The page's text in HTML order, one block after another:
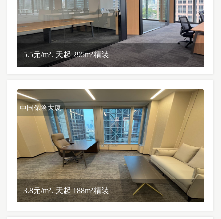
5.5元/m². 天起 295m²精装
中国保险大厦
3.8元/m². 天起 188m²精装